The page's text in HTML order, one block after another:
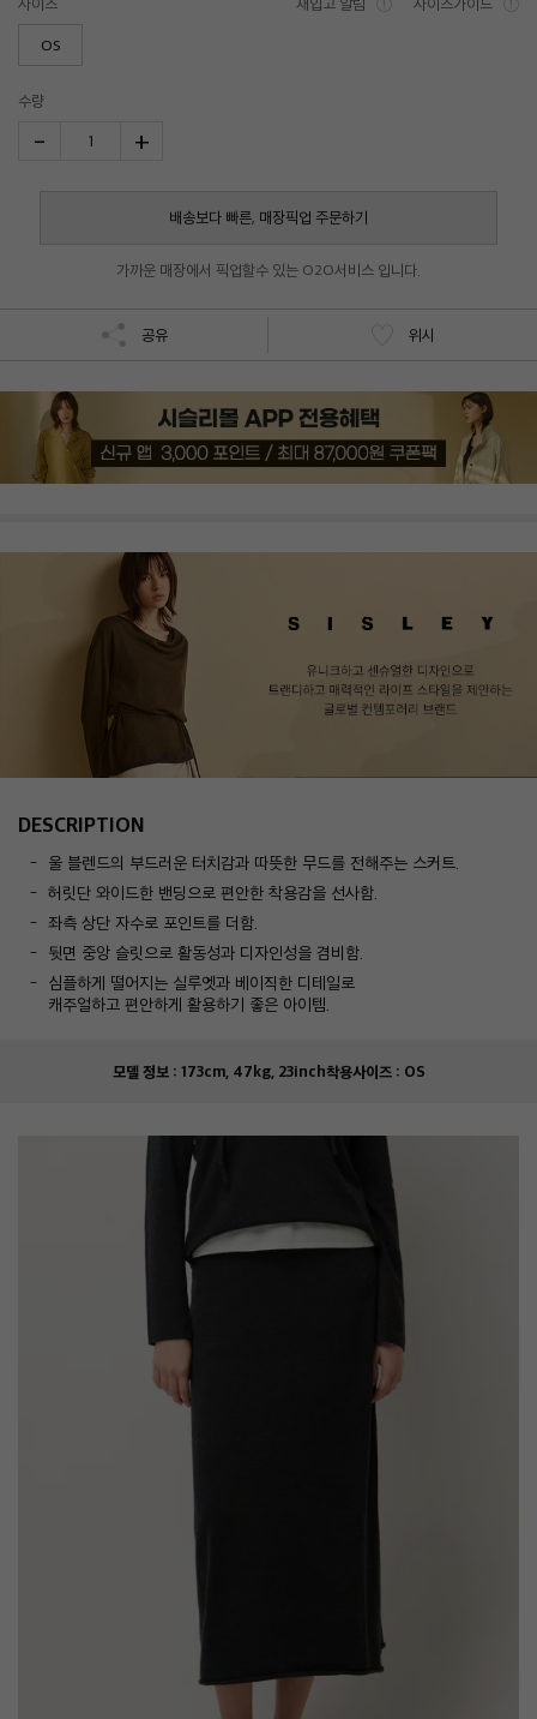
OS
수량
- 1 +
배송보다 빠른, 매장픽업 주문하기
가까운 매장에서 픽업할수 있는 O2O서비스 입니다.
공유 위시
DESCRIPTION
울 블렌드의 부드러운 터치감과 따뜻한 무드를 전해주는 스커트.
허릿단 와이드한 밴딩으로 편안한 착용감을 선사함.
좌측 상단 자수로 포인트를 더함.
뒷면 중앙 슬릿으로 활동성과 디자인성을 겸비함.
심플하게 떨어지는 실루엣과 베이직한 디테일로
캐주얼하고 편안하게 활용하기 좋은 아이템.
모델 정보 : 173cm, 47kg, 23inch착용사이즈 : OS